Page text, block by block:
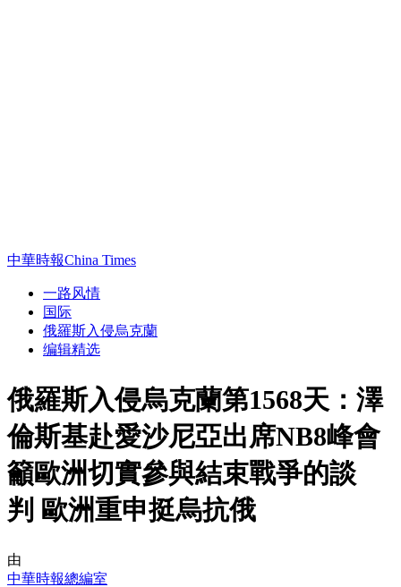
中華時報China Times
一路风情
国际
俄羅斯入侵烏克蘭
编辑精选
俄羅斯入侵烏克蘭第1568天：澤
倫斯基赴愛沙尼亞出席NB8峰會
籲歐洲切實參與結束戰爭的談
判 歐洲重申挺烏抗俄
由
中華時報總編室